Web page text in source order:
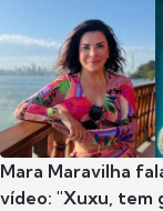
Mara Maravilha
vídeo: "Xuxu, tem